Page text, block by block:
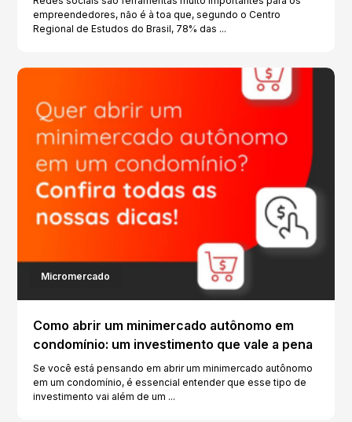
empreendedores, não é à toa que, segundo o Centro
Regional de Estudos do Brasil, 78% das ...
Micromercado
Como abrir um minimercado autônomo em
condomínio: um investimento que vale a pena
Se você está pensando em abrir um minimercado autônomo
em um condomínio, é essencial entender que esse tipo de
investimento vai além de um ...